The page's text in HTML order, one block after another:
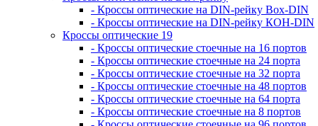
- Кроссы оптические на DIN-рейку Box-DIN
- Кроссы оптические на DIN-рейку КОН-DIN
Кроссы оптические 19
- Кроссы оптические стоечные на 16 портов
- Кроссы оптические стоечные на 24 порта
- Кроссы оптические стоечные на 32 порта
- Кроссы оптические стоечные на 48 портов
- Кроссы оптические стоечные на 64 порта
- Кроссы оптические стоечные на 8 портов